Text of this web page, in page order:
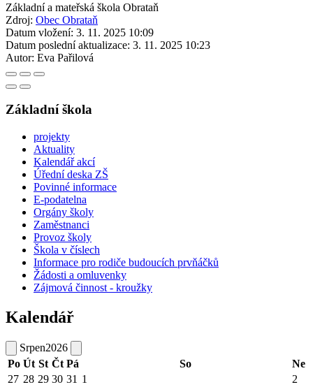
Základní a mateřská škola Obrataň
Zdroj: Obec Obrataň
Datum vložení: 3. 11. 2025 10:09
Datum poslední aktualizace: 3. 11. 2025 10:23
Autor: Eva Pařilová
Základní škola
projekty
Aktuality
Kalendář akcí
Úřední deska ZŠ
Povinné informace
E-podatelna
Orgány školy
Zaměstnanci
Provoz školy
Škola v číslech
Informace pro rodiče budoucích prvňáčků
Žádosti a omluvenky
Zájmová činnost - kroužky
Kalendář
Srpen2026
Po Út St Čt Pá So
Ne
27 28 29 30 31 1 2